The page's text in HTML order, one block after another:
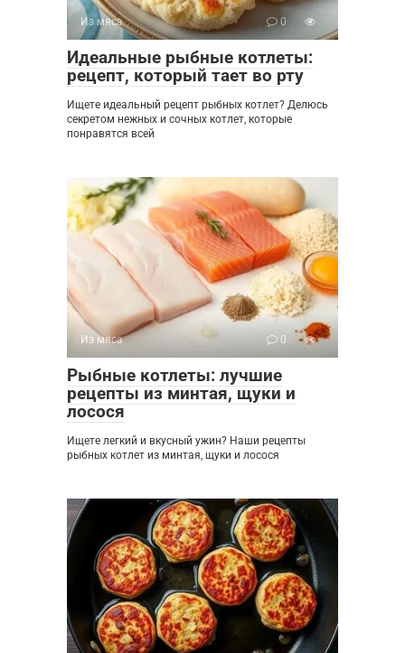
Из мяса 0
Идеальные рыбные котлеты:
рецепт, который тает во рту
Ищете идеальный рецепт рыбных котлет? Делюсь
секретом нежных и сочных котлет, которые
понравятся всей
Из мяса 0
Рыбные котлеты: лучшие
рецепты из минтая, щуки и
лосося
Ищете легкий и вкусный ужин? Наши рецепты
рыбных котлет из минтая, щуки и лосося